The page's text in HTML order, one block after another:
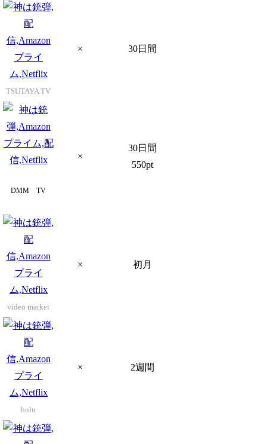
TSUTAYA TV
× 30日間
DMM TV
×
30日間
550pt
video market
× 初月
hulu
× 2週間